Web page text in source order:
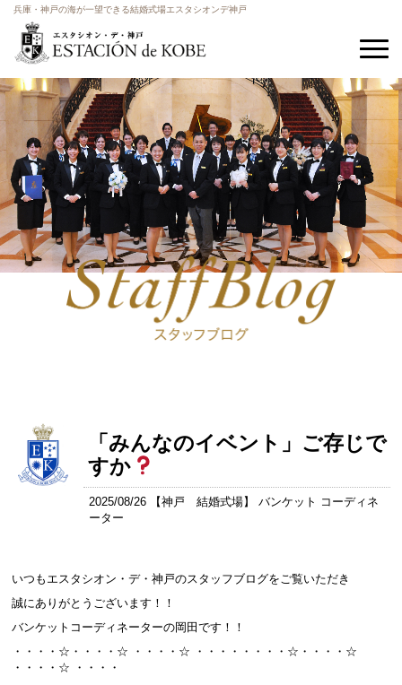
兵庫・神戸の海が一望できる結婚式場エスタシオンデ神戸
「みんなのイベント」ご存じで
すか
2025/08/26 【神戸 結婚式場】 バンケット コーディネ
ーター
いつもエスタシオン・デ・神戸のスタッフブログをご覧いただき
誠にありがとうございます！！
バンケットコーディネーターの岡田です！！
・・・・☆・・・・☆ ・・・・☆ ・・・・・・・・☆・・・・☆
・・・・☆ ・・・・